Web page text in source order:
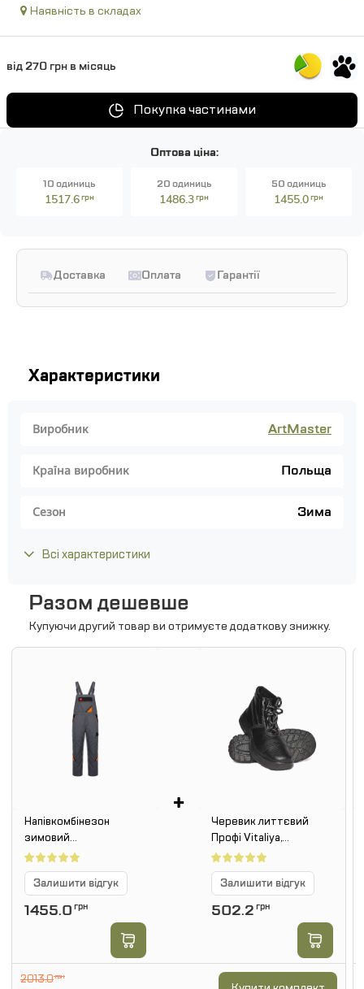
Наявність в складах
від 270 грн в місяць
Покупка частинами
Оптова ціна:
10 одиниць
1517.6грн
20 одиниць
1486.3грн
50 одиниць
1455.0грн
Доставка Оплата Гарантії
Характеристики
Виробник ArtMaster
Країна виробник Польща
Сезон Зима
Всі характеристики
Разом дешевше
Купуючи другий товар ви отримуєте додаткову знижку.
Напівкомбінезон
зимовий
PROFESSIONAL OC
Залишити відгук
1455.0 грн
+
Черевик литтєвий
Профі Vitaliya,
утеплений,
металепідносок
Залишити відгук
502.2 грн
2013.0грн